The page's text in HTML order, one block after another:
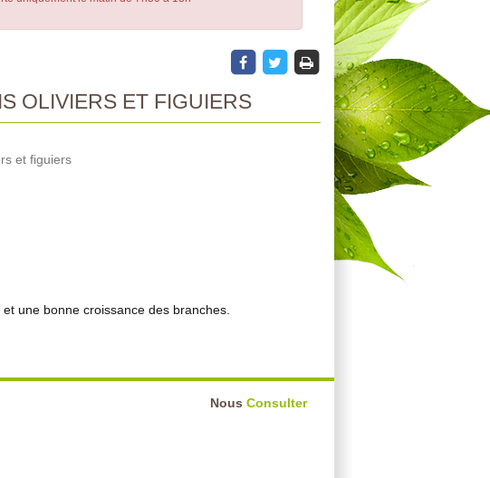
OLIVIERS ET FIGUIERS
et figuiers
une bonne croissance des branches.
Nous Consulter